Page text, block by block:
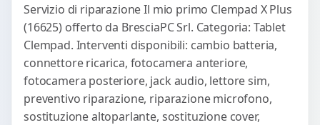
Servizio di riparazione Il mio primo Clempad X Plus
(16625) offerto da BresciaPC Srl. Categoria: Tablet
Clempad. Interventi disponibili: cambio batteria,
connettore ricarica, fotocamera anteriore,
fotocamera posteriore, jack audio, lettore sim,
preventivo riparazione, riparazione microfono,
sostituzione altoparlante, sostituzione cover,